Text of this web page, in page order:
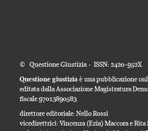
© Questione Giustizia - ISSN: 2420-952X
Questione giustiziaè una pubblicazione
editata dalla Associazione Magistratura
fiscale 97013890583
direttore editoriale: Nello Rossi
vicedirettrici: Vincenza (Ezia) Maccora e Rita